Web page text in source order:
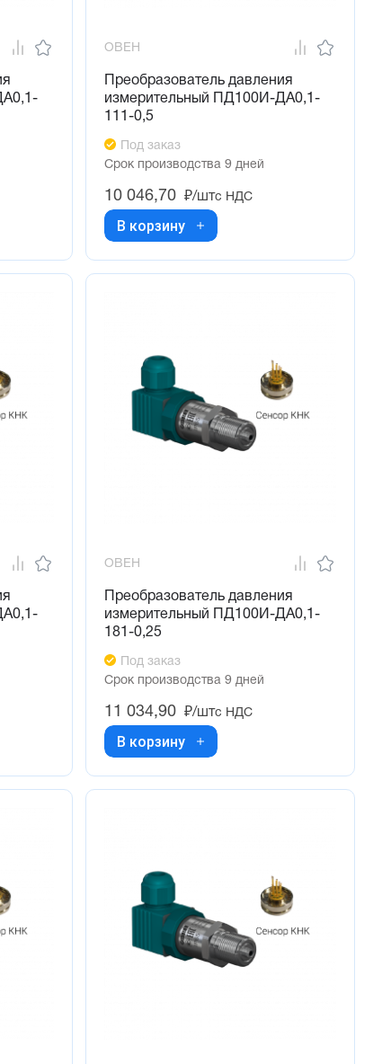
ОВЕН
Преобразователь давления
измерительный ПД100И-ДА0,1-
111-0,5
Под заказ
Срок производства 9 дней
10 046,70 ₽/штс НДС
В корзину
ОВЕН
Преобразователь давления
измерительный ПД100И-ДА0,1-
181-0,25
Под заказ
Срок производства 9 дней
11 034,90 ₽/штс НДС
В корзину